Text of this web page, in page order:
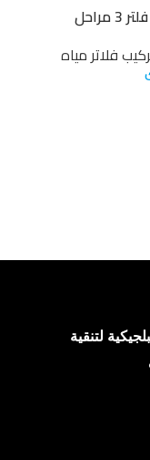
فلاتر مياه
لتنقية